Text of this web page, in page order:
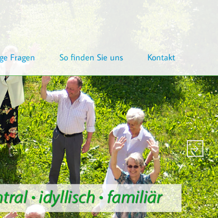
Fragen So finden Sie uns Kontakt